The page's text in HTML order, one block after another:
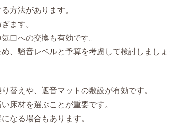
方法があります。
ます。
口への交換も有効です。
、騒音レベルと予算を考慮して検討しましょ
替えや、遮音マットの敷設が有効です。
床材を選ぶことが重要です。
なる場合もあります。